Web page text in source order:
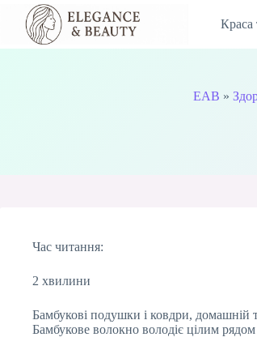
Перейти
вмісту
Краса
EAB »
Час читання:
2 хвилини
Бамбукові подушки і ковдри, домашній
Бамбукове волокно володіє цілим